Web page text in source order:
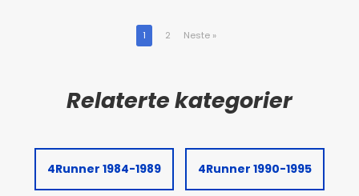
1 2 Neste »
4Runner 1984-1989 4Runner 1990-1995